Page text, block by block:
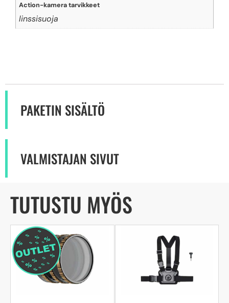
Action-kamera tarvikkeet
linssisuoja
PAKETIN SISÄLTÖ
VALMISTAJAN SIVUT
TUTUSTU MYÖS